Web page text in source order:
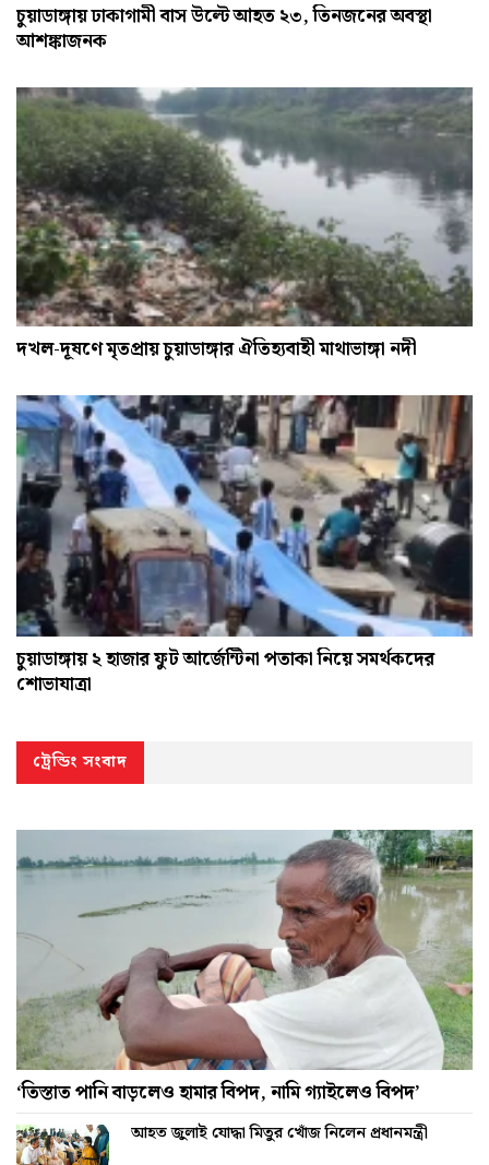
চুয়াডাঙ্গায় ঢাকাগামী বাস উল্টে আহত ২৩, তিনজনের অবস্থা
আশঙ্কাজনক
দখল-দূষণে মৃতপ্রায় চুয়াডাঙ্গার ঐতিহ্যবাহী মাথাভাঙ্গা নদী
চুয়াডাঙ্গায় ২ হাজার ফুট আর্জেন্টিনা পতাকা নিয়ে সমর্থকদের
শোভাযাত্রা
ট্রেন্ডিং সংবাদ
‘তিস্তাত পানি বাড়লেও হামার বিপদ, নামি গ্যাইলেও বিপদ’
আহত জুলাই যোদ্ধা মিতুর খোঁজ নিলেন প্রধানমন্ত্রী